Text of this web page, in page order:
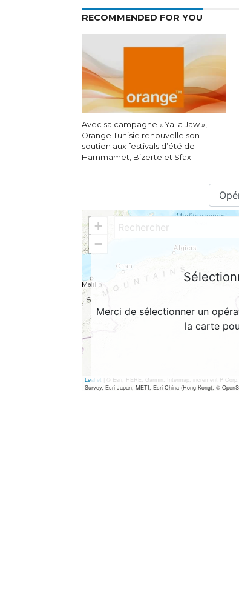
RECOMMENDED FOR YOU
Avec sa campagne « Yalla Jaw »,
Orange Tunisie renouvelle son
soutien aux festivals d’été de
Hammamet, Bizerte et Sfax